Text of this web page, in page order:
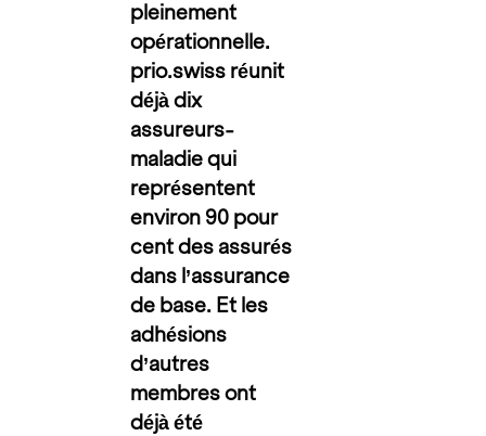
pleinement
opérationnelle.
prio.swiss réunit
déjà dix
assureurs-
maladie qui
représentent
environ 90 pour
cent des assurés
dans l’assurance
de base. Et les
adhésions
d’autres
membres ont
déjà été